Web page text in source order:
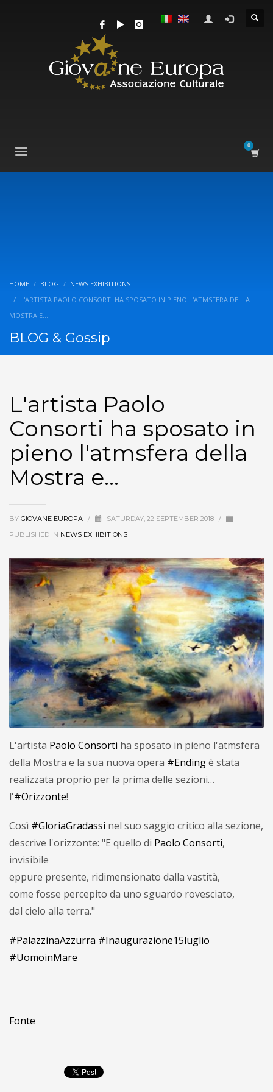
HOME BLOG
NEWS EXHIBITIONS
L'ARTISTA PAOLO CONSORTI HA SPOSATO IN PIENO L'ATMSFERA DELLA
MOSTRA E…
BLOG & Gossip
L'artista Paolo
Consorti ha sposato in
pieno l'atmsfera della
Mostra e…
BY GIOVANE EUROPA / SATURDAY, 22 SEPTEMBER 2018 /
PUBLISHED IN NEWS EXHIBITIONS
L'artista Paolo Consorti ha sposato in pieno l'atmsfera
della Mostra e la sua nuova opera #Endingè stata
realizzata proprio per la prima delle sezioni…
l'#Orizzonte!
Così #GloriaGradassi nel suo saggio critico alla sezione,
descrive l'orizzonte: "E quello di Paolo Consorti,
invisibile
eppure presente, ridimensionato dalla vastità,
come fosse percepito da uno sguardo rovesciato,
dal cielo alla terra."
#PalazzinaAzzurra #Inaugurazione15luglio
#UomoinMare
Fonte